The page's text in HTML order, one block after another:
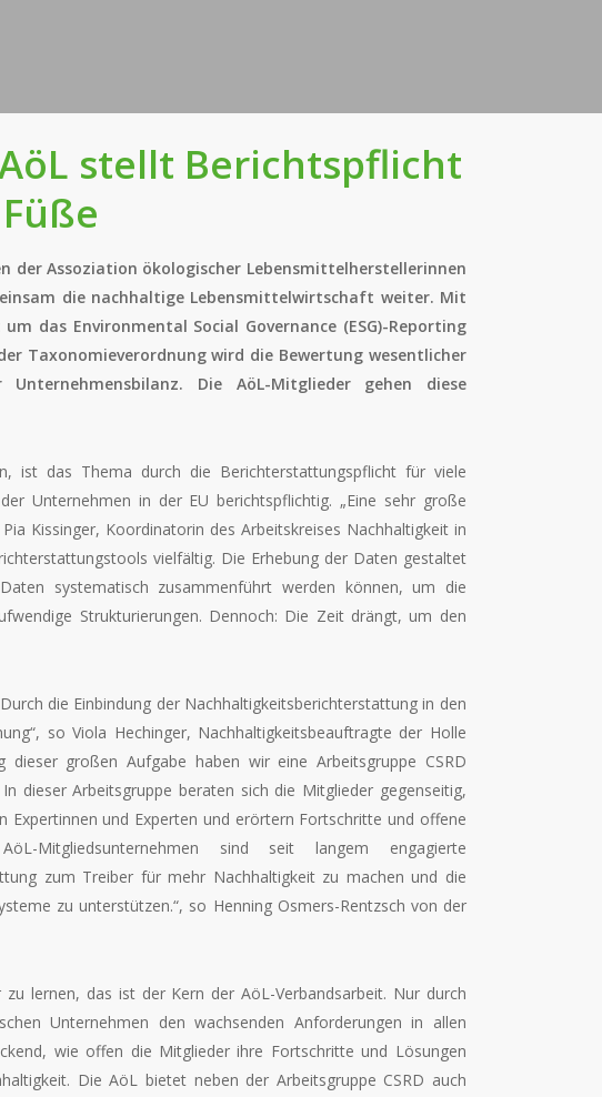
stellt Berichtspflicht
der Assoziation ökologischer Lebensmittelherstellerinnen
die nachhaltige Lebensmittelwirtschaft weiter. Mit
das Environmental Social Governance (ESG)-Reporting
Taxonomieverordnung wird die Bewertung wesentlicher
Die AöL-Mitglieder gehen diese
ist das Thema durch die Berichterstattungspflicht für viele
Unternehmen in der EU berichtspflichtig. „Eine sehr große
Kissinger, Koordinatorin des Arbeitskreises Nachhaltigkeit in
vielfältig. Die Erhebung der Daten gestaltet
systematisch zusammenführt werden können, um die
Strukturierungen. Dennoch: Die Zeit drängt, um den
die Einbindung der Nachhaltigkeitsberichterstattung in den
so Viola Hechinger, Nachhaltigkeitsbeauftragte der Holle
großen Aufgabe haben wir eine Arbeitsgruppe CSRD
dieser Arbeitsgruppe beraten sich die Mitglieder gegenseitig,
Expertinnen und Experten und erörtern Fortschritte und offene
Mitgliedsunternehmen sind seit langem engagierte
zum Treiber für mehr Nachhaltigkeit zu machen und die
zu unterstützen.“, so Henning Osmers-Rentzsch von der
lernen, das ist der Kern der AöL-Verbandsarbeit. Nur durch
Unternehmen den wachsenden Anforderungen in allen
wie offen die Mitglieder ihre Fortschritte und Lösungen
Die AöL bietet neben der Arbeitsgruppe CSRD auch